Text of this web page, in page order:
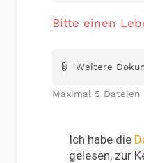
Bitte einen
attach_file Weitere
Maximal 5 Dateien
Ich habe die
gelesen, zur